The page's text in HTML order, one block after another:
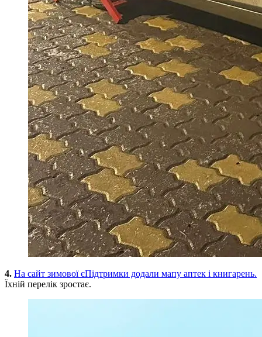
4. На сайт зимової єПідтримки додали мапу аптек і книгарень.
Їхній перелік зростає.